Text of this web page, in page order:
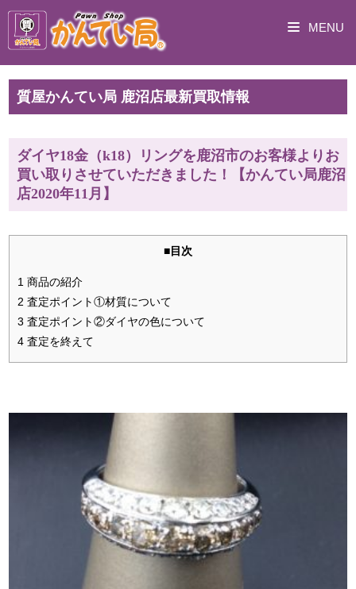
MENU
質屋かんてい局 鹿沼店最新買取情報
ダイヤ18金（k18）リングを鹿沼市のお客様よりお
買い取りさせていただきました！【かんてい局鹿沼
店2020年11月】
■目次
1 商品の紹介
2 査定ポイント①材質について
3 査定ポイント②ダイヤの色について
4 査定を終えて